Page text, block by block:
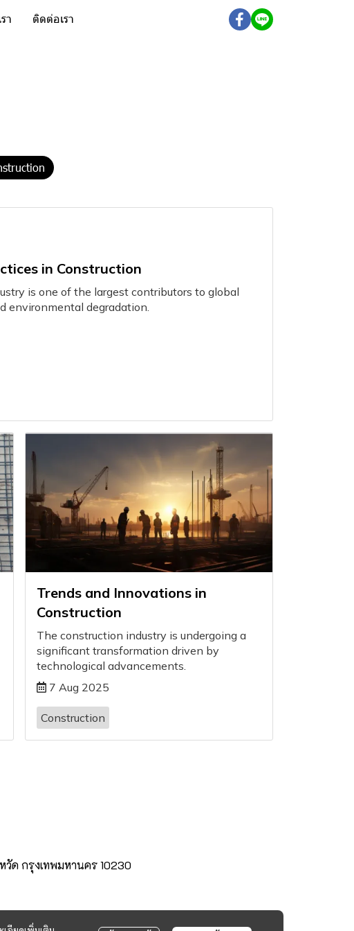
า ติดต่อเรา
in Construction
is one of the largest contributors to global
environmental degradation.
Trends and Innovations in
Construction
The construction industry is undergoing a
significant transformation driven by
technological advancements.
7 Aug 2025
Construction
ด กรุงเทพมหานคร 10230